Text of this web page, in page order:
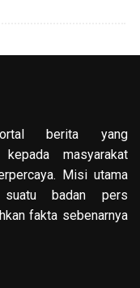
berita yang
masyarakat
Misi utama
badan pers
fakta sebenarnya